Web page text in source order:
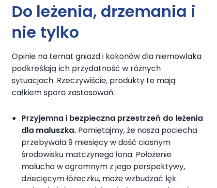
Do leżenia, drzemania i
nie tylko
Opinie na temat gniazd i kokonów dla niemowlaka
podkreślają ich przydatność w różnych
sytuacjach. Rzeczywiście, produkty te mają
całkiem sporo zastosowań:
Przyjemna i bezpieczna przestrzeń do leżenia
dla maluszka. Pamiętajmy, że nasza pociecha
przebywała 9 miesięcy w dość ciasnym
środowisku matczynego łona. Położenie
malucha w ogromnym z jego perspektywy,
dziecięcym łóżeczku, może wzbudzać lęk.